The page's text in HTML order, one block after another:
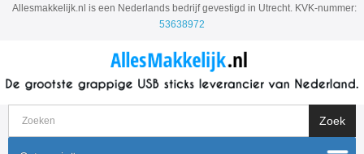
Allesmakkelijk.nl is een Nederlands bedrijf gevestigd in Utrecht. KVK-nummer:
53638972